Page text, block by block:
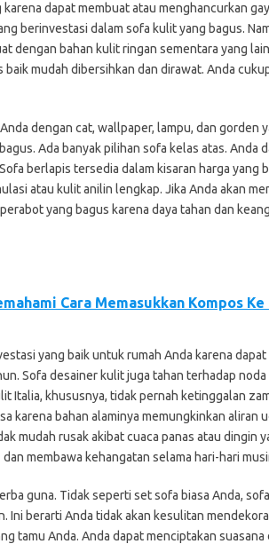
dapat membuat atau menghancurkan
berinvestasi dalam sofa kulit yang bagus.
dengan bahan kulit ringan sementara yang
mudah dibersihkan dan dirawat. Anda
dengan cat, wallpaper, lampu, dan gorden
Ada banyak pilihan sofa kelas atas. Anda
berlapis tersedia dalam kisaran harga yang
atau kulit anilin lengkap. Jika Anda akan
yang bagus karena daya tahan dan
Cara Memasukkan Kompos Ke
yang baik untuk rumah Anda karena
Sofa desainer kulit juga tahan terhadap
Italia, khususnya, tidak pernah ketinggalan
karena bahan alaminya memungkinkan aliran
mudah rusak akibat cuaca panas atau dingin
membawa kehangatan selama hari-hari
guna. Tidak seperti set sofa biasa Anda,
Ini berarti Anda tidak akan kesulitan
tamu Anda. Anda dapat menciptakan suasana